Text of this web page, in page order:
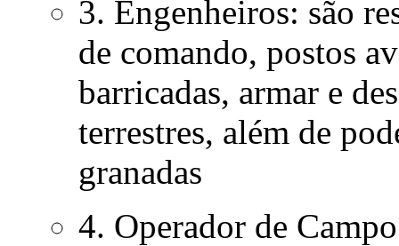
3. Engenheiros: são
de comando, postos
barricadas, armar e
terrestres, além de
granadas
4. Operador de